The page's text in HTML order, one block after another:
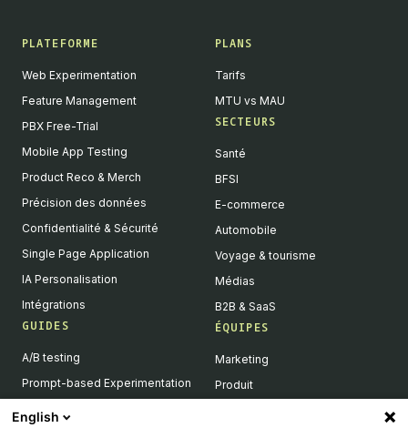
PLATEFORME
Web Experimentation
Feature Management
PBX Free-Trial
Mobile App Testing
Product Reco & Merch
Précision des données
Confidentialité & Sécurité
Single Page Application
IA Personalisation
Intégrations
GUIDES
A/B testing
Prompt-based Experimentation
PLANS
Tarifs
MTU vs MAU
SECTEURS
Santé
BFSI
E-commerce
Automobile
Voyage & tourisme
Médias
B2B & SaaS
ÉQUIPES
Marketing
Produit
English